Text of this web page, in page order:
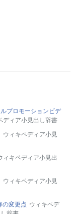
プロモーションビデ
ディア小見出し辞書
ウィキペディア小見
ィキペディア小見出
ウィキペディア小見
の変更点 ウィキペデ